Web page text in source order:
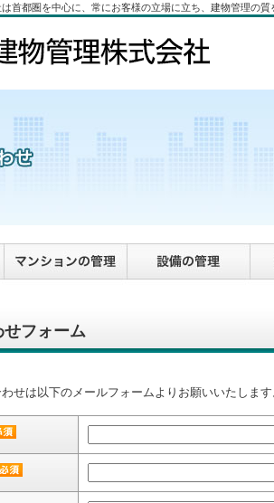
首都圏を中心に、常にお客様の立場に立ち、建物管理の
せフォーム
せは以下のメールフォームよりお願いいたしま